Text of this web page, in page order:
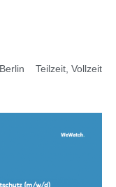
Berlin Teilzeit Vollzeit